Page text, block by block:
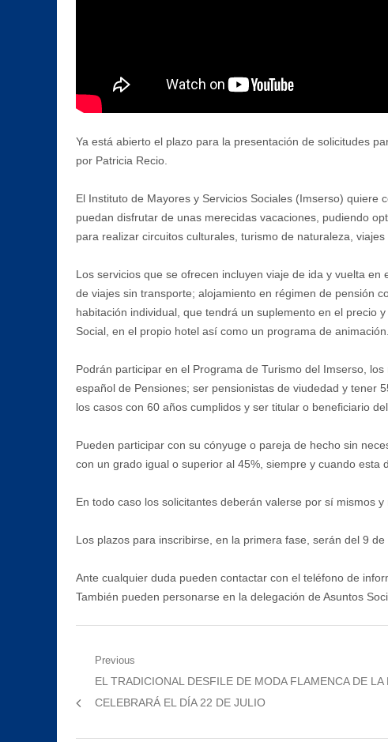
Ya está abierto el plazo para la presentación de solicitudes
por Patricia Recio.
El Instituto de Mayores y Servicios Sociales (Imserso)
puedan disfrutar de unas merecidas vacaciones, pudiendo
para realizar circuitos culturales, turismo de naturaleza,
Los servicios que se ofrecen incluyen viaje de ida y vuelta
de viajes sin transporte; alojamiento en régimen de pensión
habitación individual, que tendrá un suplemento en el precio
Social, en el propio hotel así como un programa de animación.
Podrán participar en el Programa de Turismo del Imserso,
español de Pensiones; ser pensionistas de viudedad y tener
los casos con 60 años cumplidos y ser titular o beneficiario
Pueden participar con su cónyuge o pareja de hecho sin
con un grado igual o superior al 45%, siempre y cuando esta
En todo caso los solicitantes deberán valerse por sí mismos
Los plazos para inscribirse, en la primera fase, serán del 9
Ante cualquier duda pueden contactar con el teléfono de
También pueden personarse en la delegación de Asuntos
Navegación
Previous
Previous
post:
EL TRADICIONAL DESFILE DE MODA FLAMENCA DE
CELEBRARÁ EL DÍA 22 DE JULIO